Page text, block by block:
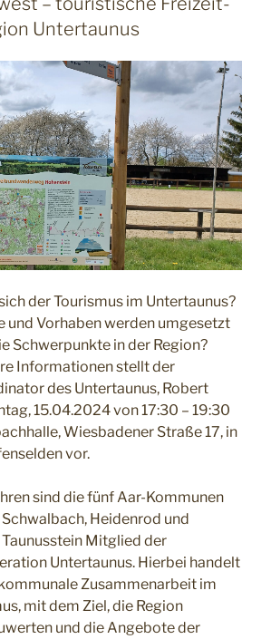
Untertaunus
der Tourismus im Untertaunus?
und Vorhaben werden umgesetzt
Schwerpunkte in der Region?
Informationen stellt der
des Untertaunus, Robert
15.04.2024 von 17:30 – 19:30
Wiesbadener Straße 17, in
vor.
sind die fünf Aar-Kommunen
Heidenrod und
Mitglied der
Untertaunus. Hierbei handelt
Zusammenarbeit im
mit dem Ziel, die Region
und die Angebote der